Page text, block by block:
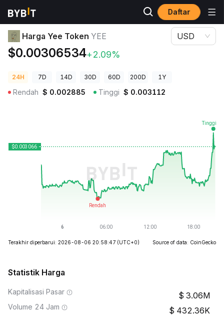
Daftar
Harga Kripto
Harga Yee Token YEE
$0.00306534+2.09%
USD
24H 7D 14D 30D 60D 200D 1Y
Rendah $ 0.002885 Tinggi $ 0.003112
Terakhir diperbarui: 2026-08-06 20:58:47 (UTC+0) Source of data: CoinGecko
Statistik Harga
Kapitalisasi Pasar 3.06M
Volume 24 Jam 432.36K